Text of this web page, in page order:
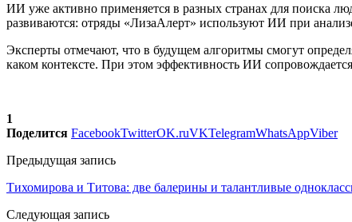
ИИ уже активно применяется в разных странах для поиска
развиваются: отряды «ЛизаАлерт» используют ИИ при
Эксперты отмечают, что в будущем алгоритмы смогут
каком контексте. При этом эффективность ИИ
1
Поделится FacebookTwitterOK.ruVKTelegramWhatsAppViber
Предыдущая запись
Тихомирова и Титова: две балерины и талантливые
Следующая запись